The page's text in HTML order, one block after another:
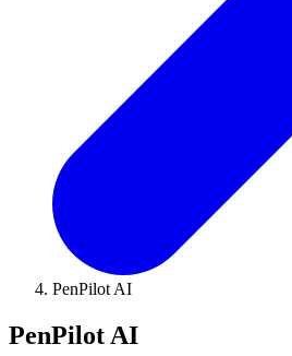
PenPilot AI
PenPilot AI